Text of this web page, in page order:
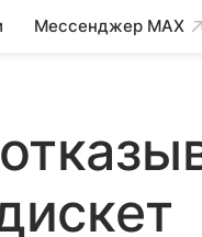
Мессенджер MAX